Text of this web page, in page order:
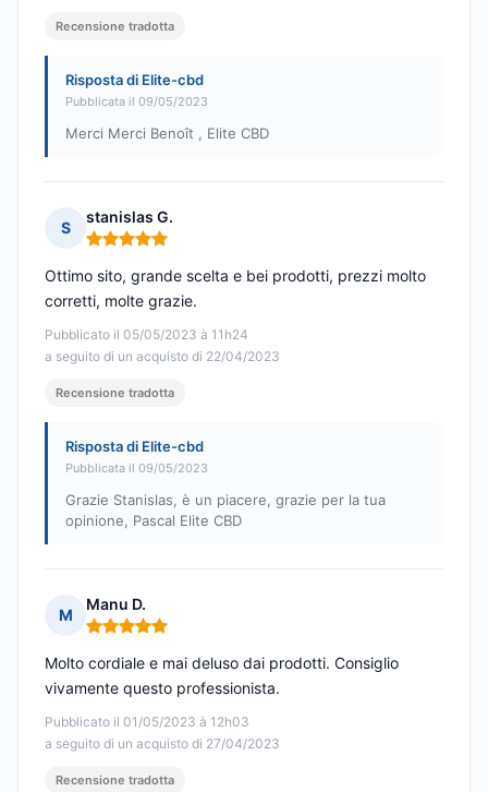
Recensione tradotta
Risposta di Elite-cbd
Pubblicata il 09/05/2023
Merci Merci Benoît , Elite CBD
S
stanislas G.
Nota: 5 su 5
Pubblicato il 05/05/2023 à 11h24
a seguito di un acquisto di 22/04/2023
Ottimo sito, grande scelta e bei prodotti, prezzi molto
corretti, molte grazie.
Recensione tradotta
Risposta di Elite-cbd
Pubblicata il 09/05/2023
Grazie Stanislas, è un piacere, grazie per la tua
opinione, Pascal Elite CBD
M
Manu D.
Nota: 5 su 5
Pubblicato il 01/05/2023 à 12h03
a seguito di un acquisto di 27/04/2023
Molto cordiale e mai deluso dai prodotti. Consiglio
vivamente questo professionista.
Recensione tradotta